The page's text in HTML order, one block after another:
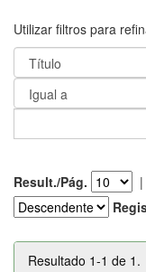
Utilizar filtros para
Result./Pág. |
Resultado 1-1 de 1.